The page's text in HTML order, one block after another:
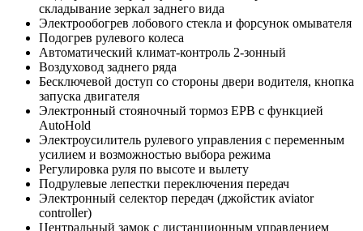
складывание зеркал заднего вида
Электрообогрев лобового стекла и форсунок омывателя
Подогрев рулевого колеса
Автоматический климат-контроль 2-зонный
Воздуховод заднего ряда
Бесключевой доступ со стороны двери водителя, кнопка
запуска двигателя
Электронный стояночный тормоз EPB с функцией
AutoHold
Электроусилитель рулевого управления с переменным
усилием и возможностью выбора режима
Регулировка руля по высоте и вылету
Подрулевые лепестки переключения передач
Электронный селектор передач (джойстик aviator
controller)
Центральный замок с дистанционным управлением